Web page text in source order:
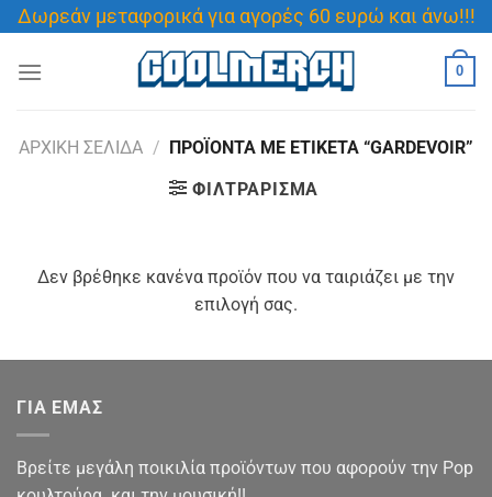
Μετάβαση
στο
περιεχόμενο
Δωρεάν μεταφορικά για αγορές 60 ευρώ και άνω!!!
0
ΑΡΧΙΚΉ ΣΕΛΊΔΑ / ΠΡΟΪΌΝΤΑ ΜΕ ΕΤΙΚΈΤΑ “GARDEVOIR”
ΦΙΛΤΡΆΡΙΣΜΑ
Δεν βρέθηκε κανένα προϊόν που να ταιριάζει με την
επιλογή σας.
ΓΙΑ ΕΜΑΣ
Βρείτε μεγάλη ποικιλία προϊόντων που αφορούν την Pop